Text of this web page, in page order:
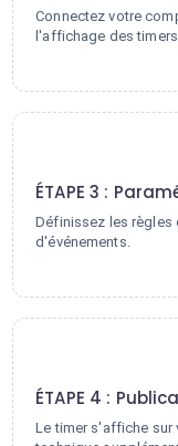
Connectez votre
l'affichage des
ÉTAPE 3 :
Définissez les règles
d'événements.
ÉTAPE 4 :
Le timer s'affiche sur